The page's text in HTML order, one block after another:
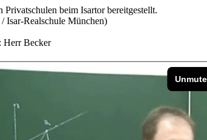
beim Isartor bereitgestellt.
Isar-Realschule München)
Herr Becker